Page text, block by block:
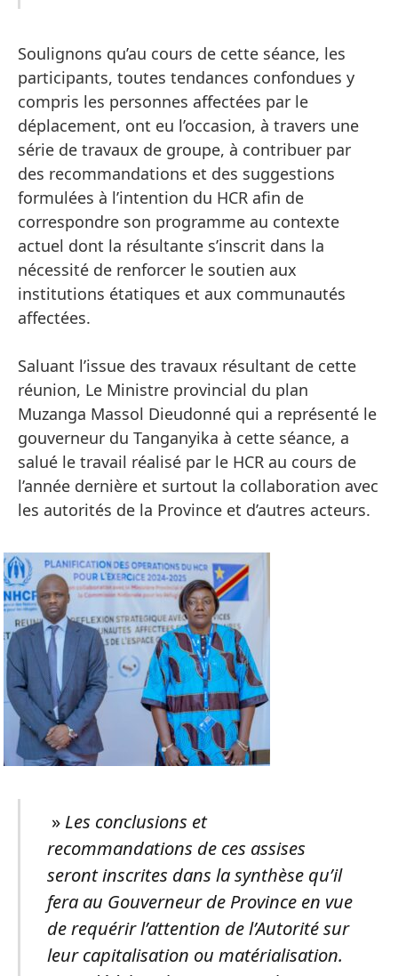
Soulignons qu’au cours de cette séance, les
participants, toutes tendances confondues y
compris les personnes affectées par le
déplacement, ont eu l’occasion, à travers une
série de travaux de groupe, à contribuer par
des recommandations et des suggestions
formulées à l’intention du HCR afin de
correspondre son programme au contexte
actuel dont la résultante s’inscrit dans la
nécessité de renforcer le soutien aux
institutions étatiques et aux communautés
affectées.
Saluant l’issue des travaux résultant de cette
réunion, Le Ministre provincial du plan
Muzanga Massol Dieudonné qui a représenté le
gouverneur du Tanganyika à cette séance, a
salué le travail réalisé par le HCR au cours de
l’année dernière et surtout la collaboration avec
les autorités de la Province et d’autres acteurs.
» Les conclusions et
recommandations de ces assises
seront inscrites dans la synthèse qu’il
fera au Gouverneur de Province en vue
de requérir l’attention de l’Autorité sur
leur capitalisation ou matérialisation.